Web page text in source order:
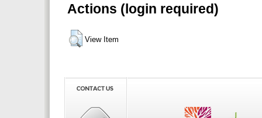
Actions (login required)
View Item